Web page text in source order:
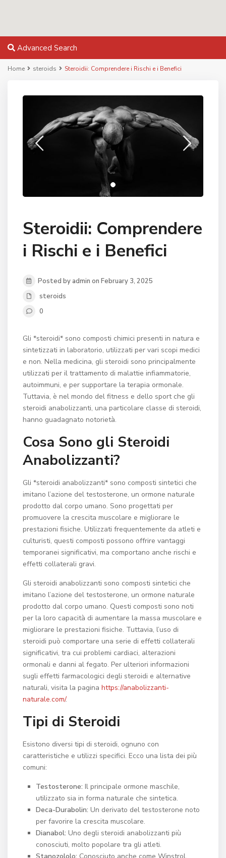
Advanced Search
Home steroids Steroidii: Comprendere i Rischi e i Benefici
Steroidii: Comprendere
i Rischi e i Benefici
Posted by admin on February 3, 2025
steroids
0
Gli *steroidi* sono composti chimici presenti in natura e
sintetizzati in laboratorio, utilizzati per vari scopi medici
e non. Nella medicina, gli steroidi sono principalmente
utilizzati per il trattamento di malattie infiammatorie,
autoimmuni, e per supportare la terapia ormonale.
Tuttavia, è nel mondo del fitness e dello sport che gli
steroidi anabolizzanti, una particolare classe di steroidi,
hanno guadagnato notorietà.
Cosa Sono gli Steroidi
Anabolizzanti?
Gli *steroidi anabolizzanti* sono composti sintetici che
imitano l’azione del testosterone, un ormone naturale
prodotto dal corpo umano. Sono progettati per
promuovere la crescita muscolare e migliorare le
prestazioni fisiche. Utilizzati frequentemente da atleti e
culturisti, questi composti possono offrire vantaggi
temporanei significativi, ma comportano anche rischi e
effetti collaterali gravi.
Gli steroidi anabolizzanti sono composti sintetici che
imitano l’azione del testosterone, un ormone naturale
prodotto dal corpo umano. Questi composti sono noti
per la loro capacità di aumentare la massa muscolare e
migliorare le prestazioni fisiche. Tuttavia, l’uso di
steroidi può comportare una serie di effetti collaterali
significativi, tra cui problemi cardiaci, alterazioni
ormonali e danni al fegato. Per ulteriori informazioni
sugli effetti farmacologici degli steroidi e alternative
naturali, visita la pagina https://anabolizzanti-
naturale.com/.
Tipi di Steroidi
Esistono diversi tipi di steroidi, ognuno con
caratteristiche e utilizzi specifici. Ecco una lista dei più
comuni:
Testosterone: Il principale ormone maschile,
utilizzato sia in forma naturale che sintetica.
Deca-Durabolin: Un derivato del testosterone noto
per favorire la crescita muscolare.
Dianabol: Uno degli steroidi anabolizzanti più
conosciuti, molto popolare tra gli atleti.